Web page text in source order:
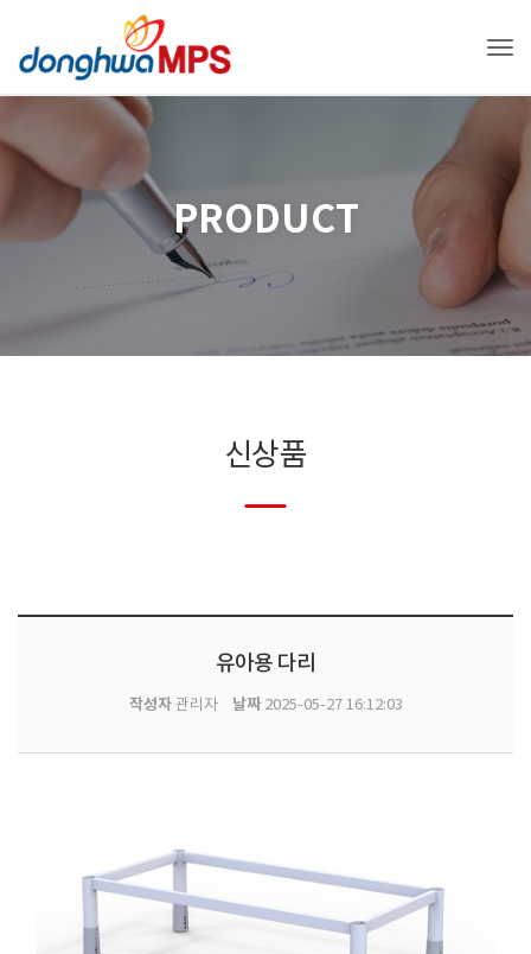
PRODUCT
신상품
유아용 다리
작성자관리자 날짜2025-05-27 16:12:03